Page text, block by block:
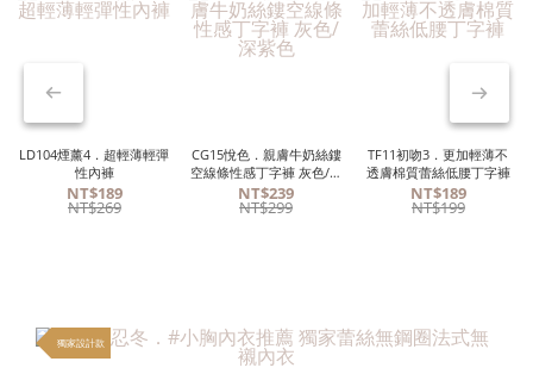
LD104煙薰4．超輕薄輕彈
性內褲
NT$189
NT$269
CG15悅色．親膚牛奶絲鏤
空線條性感丁字褲 灰色/深
紫色
NT$239
NT$299
TF11初吻3．更加輕薄不
透膚棉質蕾絲低腰丁字褲
NT$189
NT$199
獨家設計款